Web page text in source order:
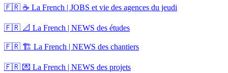
🇫🇷 ☕ La French | JOBS et vie des agences du jeudi
🇫🇷 📐 La French | NEWS des études
🇫🇷 🏗️ La French | NEWS des chantiers
🇫🇷 💌 La French | NEWS des projets